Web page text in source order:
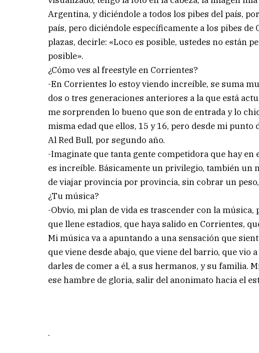
Argentina, y diciéndole a todos los pibes del país,
país, pero diciéndole específicamente a los pibes
plazas, decirle: «Loco es posible, ustedes no están
posible».
¿Cómo ves al freestyle en Corrientes?
-En Corrientes lo estoy viendo increíble, se suma
dos o tres generaciones anteriores a la que está
me sorprenden lo bueno que son de entrada y lo
misma edad que ellos, 15 y 16, pero desde mi punto
Al Red Bull, por segundo año.
-Imaginate que tanta gente competidora que hay
es increíble. Básicamente un privilegio, también un
de viajar provincia por provincia, sin cobrar un
¿Tu música?
-Obvio, mi plan de vida es trascender con la
que llene estadios, que haya salido en Corrientes,
Mi música va a apuntando a una sensación que
que viene desde abajo, que viene del barrio, que vio
darles de comer a él, a sus hermanos, y su familia.
ese hambre de gloria, salir del anonimato hacia el
.